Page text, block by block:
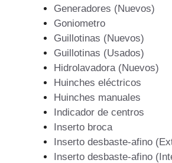
Generadores (Nuevos)
Goniometro
Guillotinas (Nuevos)
Guillotinas (Usados)
Hidrolavadora (Nuevos)
Huinches eléctricos
Huinches manuales
Indicador de centros
Inserto broca
Inserto desbaste-afino
Inserto desbaste-afino